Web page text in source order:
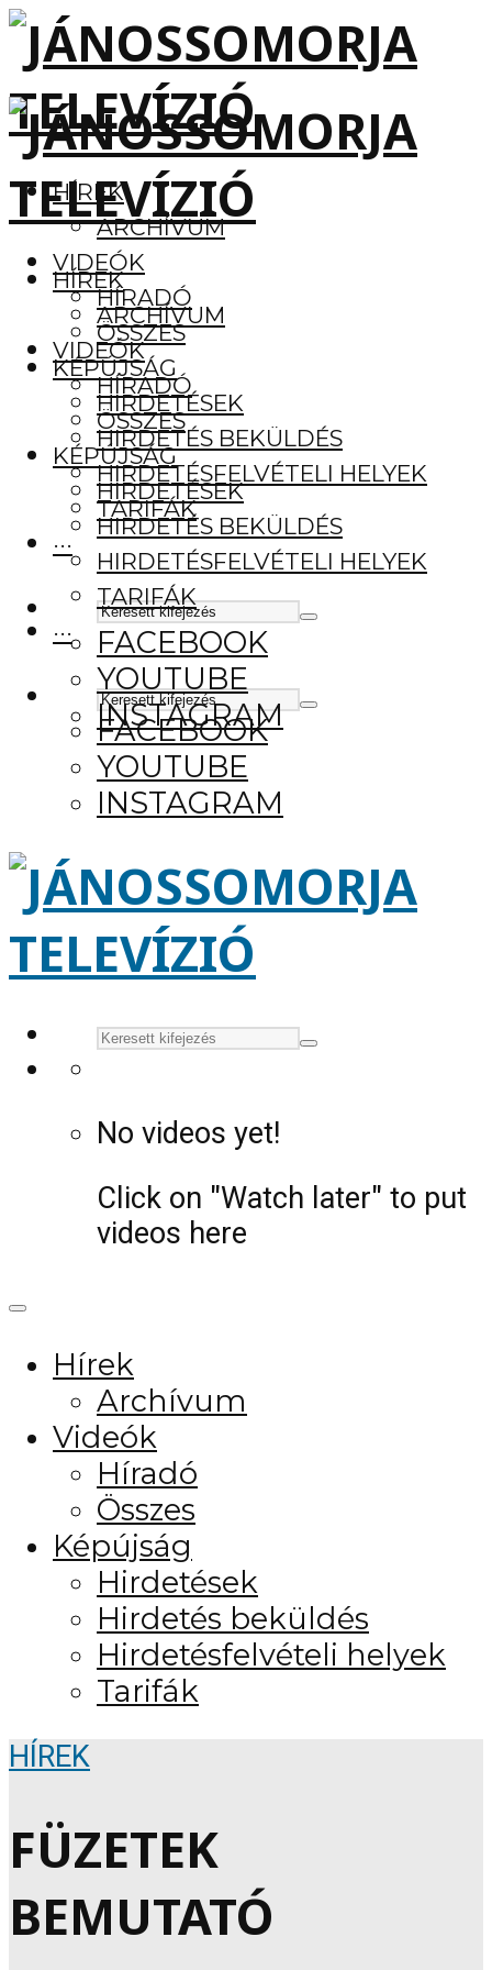
HÍREK
ARCHÍVUM
VIDEÓK
HÍRADÓ
ÖSSZES
KÉPÚJSÁG
HIRDETÉSEK
HIRDETÉS BEKÜLDÉS
HIRDETÉSFELVÉTELI HELYEK
TARIFÁK
···
FACEBOOK
YOUTUBE
INSTAGRAM
HÍREK
ARCHÍVUM
VIDEÓK
HÍRADÓ
ÖSSZES
KÉPÚJSÁG
HIRDETÉSEK
HIRDETÉS BEKÜLDÉS
HIRDETÉSFELVÉTELI HELYEK
TARIFÁK
···
FACEBOOK
YOUTUBE
INSTAGRAM
No videos yet!
Click on "Watch later" to put
videos here
Hírek
Archívum
Videók
Híradó
Összes
Képújság
Hirdetések
Hirdetés beküldés
Hirdetésfelvételi helyek
Tarifák
HÍREK
FÜZETEK
BEMUTATÓ